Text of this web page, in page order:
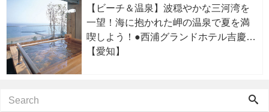
【ビーチ＆温泉】波穏やかな三河湾を
一望！海に抱かれた岬の温泉で夏を満
喫しよう！●西浦グランドホテル吉慶
【愛知】